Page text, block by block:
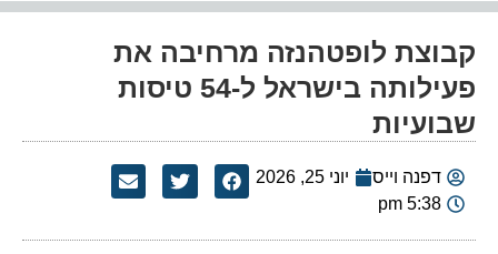
קבוצת לופטהנזה מרחיבה את
פעילותה בישראל ל-54 טיסות
שבועיות
דפנה וייס
יוני 25, 2026
5:38 pm